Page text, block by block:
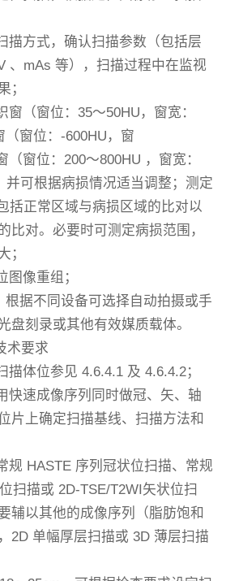
描方式，确认扫描参数（包括层
、mAs 等），扫描过程中在监视
；
（窗位：35～50HU，窗宽：
（窗位：-600HU，窗
（窗位：200～800HU ，窗宽：
并可根据病损情况适当调整；测定
括正常区域与病损区域的比对以
比对。必要时可测定病损范围，
；
图像重组；
据不同设备可选择自动拍摄或手
盘刻录或其他有效媒质载体。
术要求
描体位参见4.6.4.1 及4.6.4.2；
快速成像序列同时做冠、矢、轴
片上确定扫描基线、扫描方法和
规 HASTE 序列冠状位扫描、常规
扫描或 2D-TSE/T2WI矢状位扫
辅以其他的成像序列（脂肪饱和
2D 单幅厚层扫描或 3D 薄层扫描